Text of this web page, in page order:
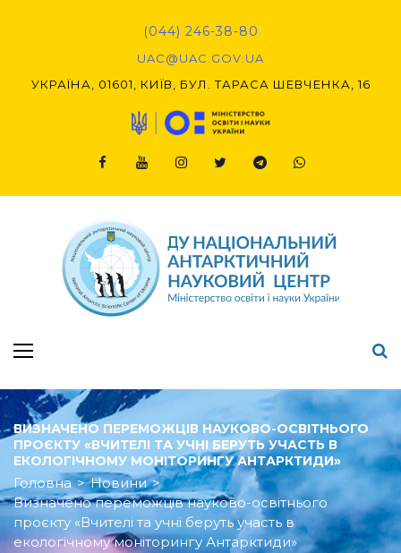
(044) 246-38-80
UAC@UAC.GOV.UA​​
УКРАЇНА, 01601, КИЇВ, БУЛ. ТАРАСА ШЕВЧЕНКА, 16
ВИЗНАЧЕНО ПЕРЕМОЖЦІВ НАУКОВО-ОСВІТНЬОГО
ПРОЄКТУ «ВЧИТЕЛІ ТА УЧНІ БЕРУТЬ УЧАСТЬ В
ЕКОЛОГІЧНОМУ МОНІТОРИНГУ АНТАРКТИДИ»
Головна > Новини >
Визначено переможців науково-освітнього
проєкту «Вчителі та учні беруть участь в
екологічному моніторингу Антарктиди»